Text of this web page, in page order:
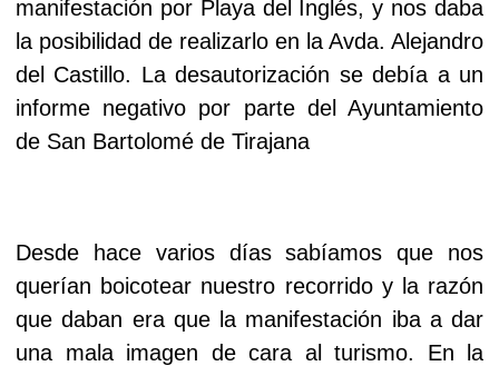
manifestación por Playa del Inglés, y nos daba
la posibilidad de realizarlo en la Avda. Alejandro
del Castillo. La desautorización se debía a un
informe negativo por parte del Ayuntamiento
de San Bartolomé de Tirajana
Desde hace varios días sabíamos que nos
querían boicotear nuestro recorrido y la razón
que daban era que la manifestación iba a dar
una mala imagen de cara al turismo.
En la